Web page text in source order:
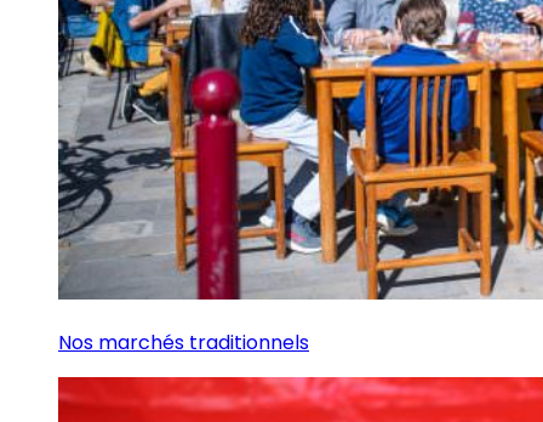
Nos marchés traditionnels